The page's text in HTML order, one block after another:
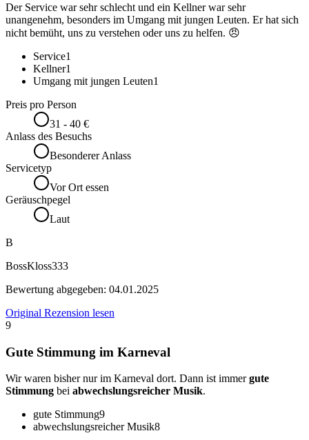
Der Service war sehr schlecht und ein Kellner war sehr
unangenehm, besonders im Umgang mit jungen Leuten. Er hat sich
nicht bemüht, uns zu verstehen oder uns zu helfen. 😠
Service1
Kellner1
Umgang mit jungen Leuten1
Preis pro Person
31 - 40 €
Anlass des Besuchs
Besonderer Anlass
Servicetyp
Vor Ort essen
Geräuschpegel
Laut
B
BossKloss333
Bewertung abgegeben: 04.01.2025
Original Rezension lesen
9
Gute Stimmung im Karneval
Wir waren bisher nur im Karneval dort. Dann ist immergute
Stimmung bei abwechslungsreicher Musik.
gute Stimmung9
abwechslungsreicher Musik8